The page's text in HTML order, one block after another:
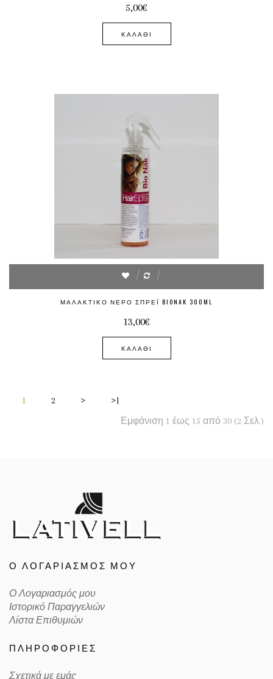
5,00€
ΚΑΛΆΘΙ
ΜΑΛΑΚΤΙΚΌ ΝΕΡΌ ΣΠΡΈΙ BIONAK 300ML
13,00€
ΚΑΛΆΘΙ
1 2 >
>|
Εμφάνιση 1 έως 15 από 30 (2 Σελ.)
Ο ΛΟΓΑΡΙΑΣΜΌΣ ΜΟΥ
Ο Λογαριασμός μου
Ιστορικό Παραγγελιών
Λίστα Επιθυμιών
ΠΛΗΡΟΦΟΡΊΕΣ
Σχετικά με εμάς